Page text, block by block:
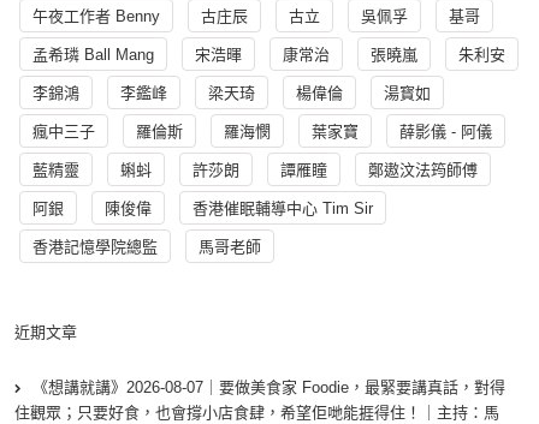
午夜工作者 Benny 古庄辰 古立 吳佩孚 基哥
孟希璘 Ball Mang 宋浩暉 康常治 張曉嵐 朱利安
李錦鴻 李鑑峰 梁天琦 楊偉倫 湯寳如
瘋中三子 羅倫斯 羅海憫 葉家寶 薛影儀 - 阿儀
藍精靈 蝌蚪 許莎朗 譚雁瞳 鄭遨汶法筠師傅
阿銀 陳俊偉 香港催眠輔導中心 Tim Sir
香港記憶學院總監 馬哥老師
近期文章
《想講就講》2026-08-07｜要做美食家 Foodie，最緊要講真話，對得
住觀眾；只要好食，也會撐小店食肆，希望佢哋能捱得住！｜主持：馬